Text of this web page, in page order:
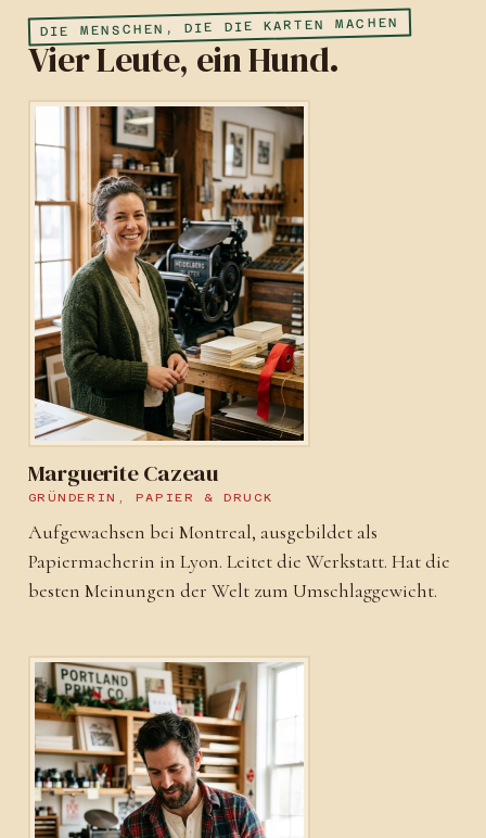
DIE MENSCHEN, DIE DIE KARTEN MACHEN
Vier Leute, ein Hund.
Marguerite Cazeau
GRÜNDERIN, PAPIER & DRUCK
Aufgewachsen bei Montreal, ausgebildet als
Papiermacherin in Lyon. Leitet die Werkstatt. Hat die
besten Meinungen der Welt zum Umschlaggewicht.